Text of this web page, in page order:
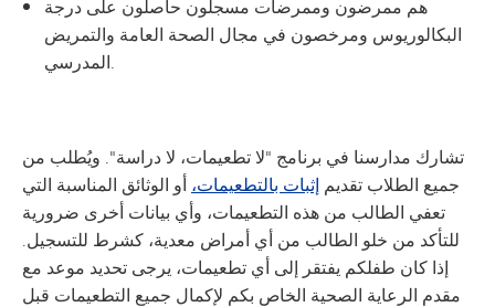
هم ممرضون وممرضات مسجلون حاصلون على درجة
البكالوريوس ومرخصون في مجال الصحة العامة والتمريض
المدرسي.
تشارك مدارسنا في برنامج "لا تطعيمات، لا دراسة". ويُطلب من
جميع الطلاب تقديم إثبات بالتطعيمات، أو الوثائق المناسبة التي
تعفي الطالب من هذه التطعيمات، وأي بيانات أخرى ضرورية
للتأكد من خلو الطالب من أي أمراض معدية، كشرط للتسجيل.
إذا كان طفلكم يفتقر إلى أي تطعيمات، يرجى تحديد موعد مع
مقدم الرعاية الصحية الخاص بكم لإكمال جميع التطعيمات قبل